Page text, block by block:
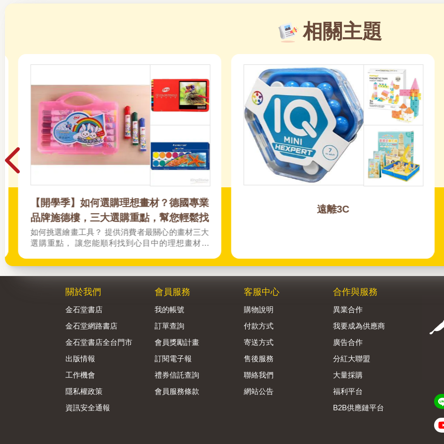
相關主題
母親節禮物 快速選購指南｜500-1000元
千元內打造居家儀式感。嚴選舒壓香氛、保冰杯、
慢跑墊，守護媽媽的放鬆時光，讓質感好物圓滿她
冬季的靜謐時光
關於我們
金石堂書店
金石堂網路書店
金石堂書店全台門市
出版情報
工作機會
隱私權政策
資訊安全通報
會員服務
我的帳號
訂單查詢
會員獎勵計畫
訂閱電子報
禮券信託查詢
會員服務條款
客服中心
購物說明
付款方式
寄送方式
售後服務
聯絡我們
網站公告
合作與服務
異業合作
我要成為供應商
廣告合作
分紅大聯盟
大量採購
福利平台
B2B供應鏈平台